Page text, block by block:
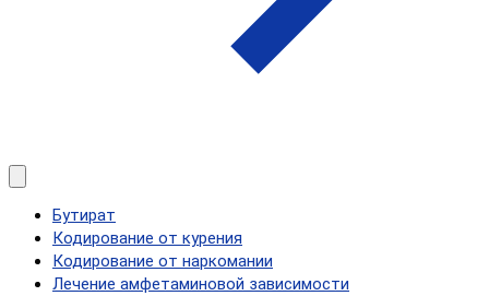
Бутират
Кодирование от курения
Кодирование от наркомании
Лечение амфетаминовой зависимости